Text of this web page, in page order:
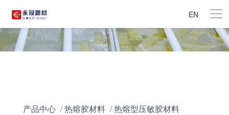
EN
产品中心 热熔胶材料 热熔型压敏胶材料